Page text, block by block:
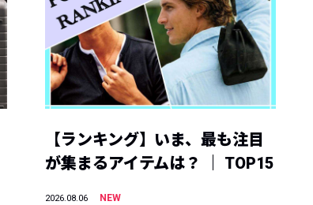
【ランキング】いま、最も注目
が集まるアイテムは？ ｜ TOP15
2026.08.06
NEW